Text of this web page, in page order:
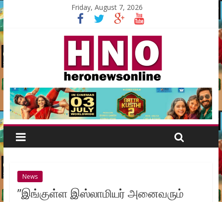
Friday, August 7, 2026
News
”இங்குள்ள இஸ்லாமியர் அனைவரும்